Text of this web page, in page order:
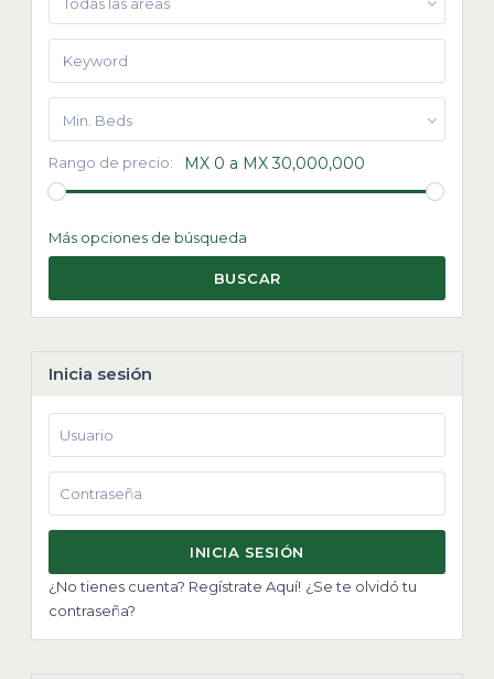
Min. Beds
Rango de precio: MX 0 a MX 30,000,000
Más opciones de búsqueda
BUSCAR
Inicia sesión
INICIA SESIÓN
¿No tienes cuenta? Regístrate Aquí! ¿Se te olvidó tu
contraseña?